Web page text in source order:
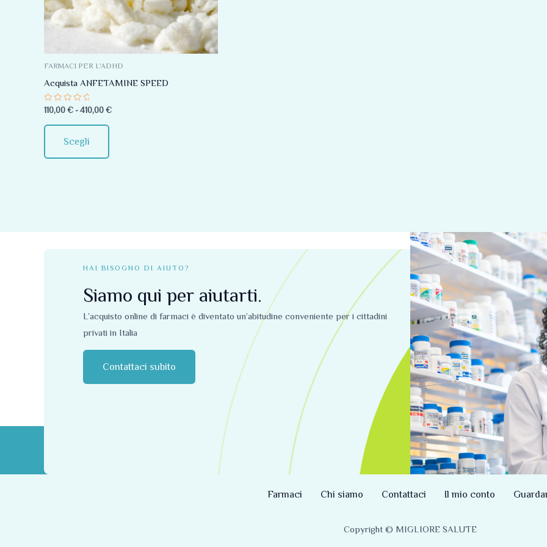
FARMACI PER L'ADHD
Acquista ANFETAMINE SPEED
Valutato
0
su
5
110,00 € - 410,00 €
Scegli
Le
opzioni
possono
essere
scelte
pagina
del
HAI BISOGNO DI AIUTO?
Siamo qui per aiutarti.
L’acquisto online di farmaci è diventato un’abitudine conveniente per i cittadini
privati ​​in Italia
Contattaci subito
Farmaci Chi siamo Contattaci Il mio conto
Copyright © MIGLIORE SALUTE